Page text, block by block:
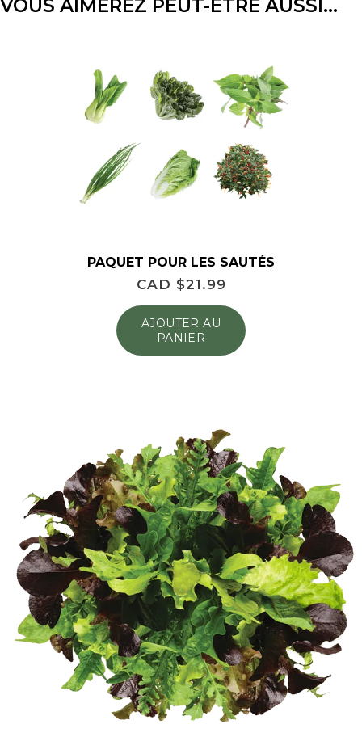
VOUS AIMEREZ PEUT-ÊTRE AUSSI…
PAQUET POUR LES SAUTÉS
CAD $21.99
AJOUTER AU
PANIER